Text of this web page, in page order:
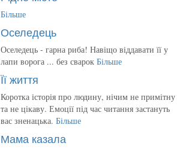
Більше
Оселедець
Оселедець - гарна риба! Навіщо віддавати її у
лапи ворога ... без сварок Більше
Її життя
Коротка історія про людину, нічим не примітну
та не цікаву. Емоції під час читання застануть
вас зненацька. Більше
Мама казала